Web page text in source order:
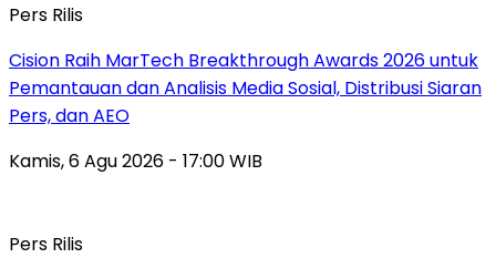
Pers Rilis
Cision Raih MarTech Breakthrough Awards 2026 untuk
Pemantauan dan Analisis Media Sosial, Distribusi Siaran
Pers, dan AEO
Kamis, 6 Agu 2026 - 17:00 WIB
Pers Rilis